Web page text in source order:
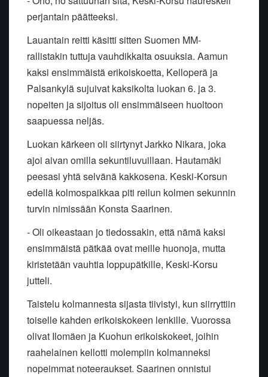
perjantain päätteeksi.
Lauantain reitti käsitti sitten Suomen MM-
rallistakin tuttuja vauhdikkaita osuuksia. Aamun
kaksi ensimmäistä erikoiskoetta, Kelloperä ja
Palsankylä sujuivat kaksikolta luokan 6. ja 3.
nopeiten ja sijoitus oli ensimmäiseen huoltoon
saapuessa neljäs.
Luokan kärkeen oli siirtynyt Jarkko Nikara, joka
ajoi aivan omilla sekuntiluvuillaan. Hautamäki
peesasi yhtä selvänä kakkosena. Keski-Korsun
edellä kolmospaikkaa piti reilun kolmen sekunnin
turvin nimissään Konsta Saarinen.
- Oli oikeastaan jo tiedossakin, että nämä kaksi
ensimmäistä pätkää ovat meille huonoja, mutta
kiristetään vauhtia loppupätkille, Keski-Korsu
jutteli.
Taistelu kolmannesta sijasta tiivistyi, kun siirryttiin
toiselle kahden erikoiskokeen lenkille. Vuorossa
olivat Ilomäen ja Kuohun erikoiskokeet, joihin
raahelainen kellotti molempiin kolmanneksi
nopeimmat noteeraukset. Saarinen onnistui